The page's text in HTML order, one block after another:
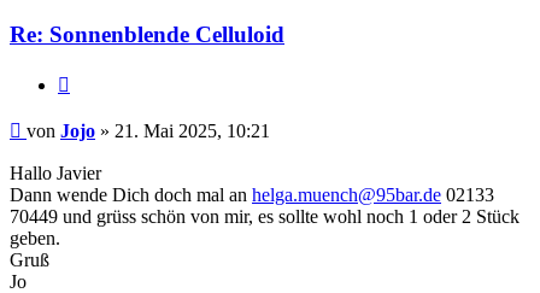
Re: Sonnenblende Celluloid
Beitrag
von Jojo » 21. Mai 2025, 10:21
Hallo Javier
Dann wende Dich doch mal an helga.muench@95bar.de 02133
70449 und grüss schön von mir, es sollte wohl noch 1 oder 2 Stück
geben.
Gruß
Jo